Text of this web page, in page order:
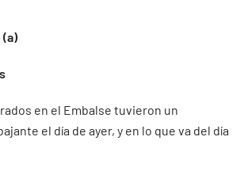
en el Embalse tuvieron un
el día de ayer, y en lo que va del día